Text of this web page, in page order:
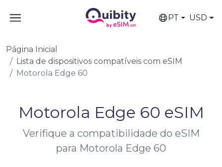
PT USD
Página Inicial
Lista de dispositivos compatíveis com eSIM
Motorola Edge 60
Motorola Edge 60 eSIM
Verifique a compatibilidade do eSIM
para Motorola Edge 60